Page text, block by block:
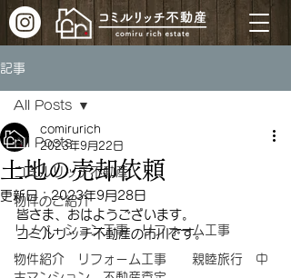
記事
All Posts
コミルリッチ不動産
物件のご紹介
リノベーション工事 リフォーム工事
物件紹介 リフォーム工事 親睦旅行 中
All Posts
土地の売却依頼
comirurich
2023年9月22日
更新日：2023年9月28日
皆さま、おはようございます。
コミルリッチ不動産の市川です。